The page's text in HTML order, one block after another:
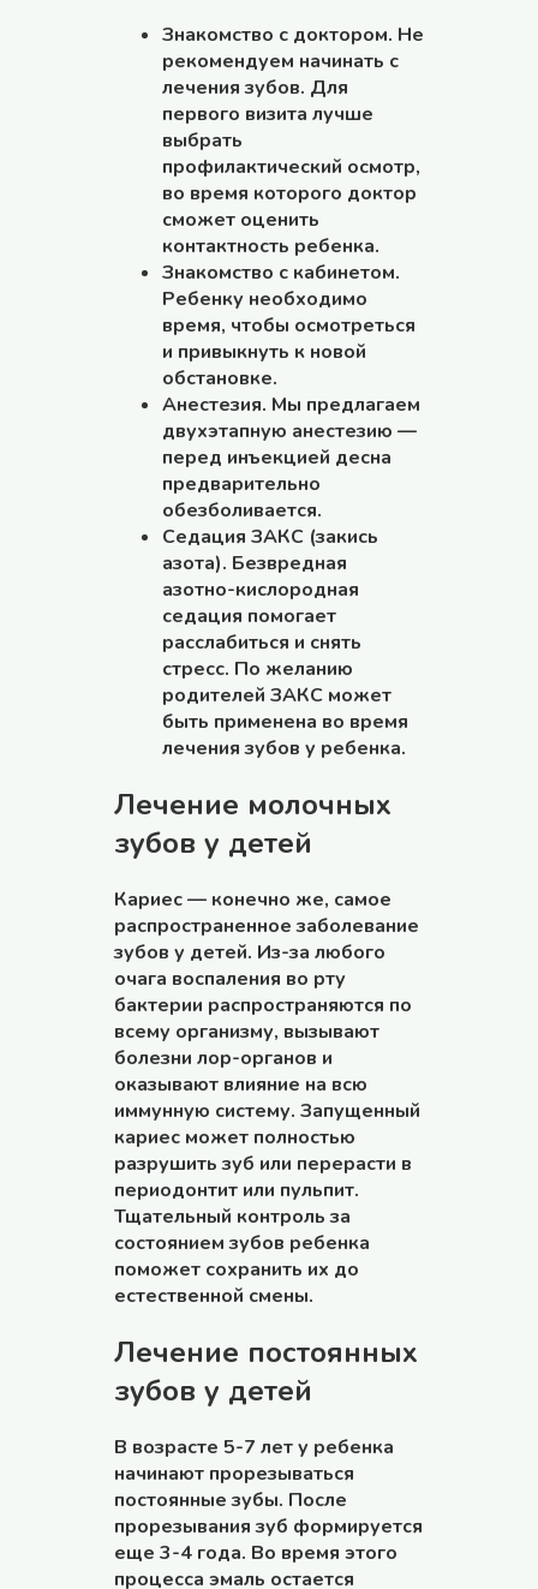
Знакомство с доктором. Не
рекомендуем начинать с
лечения зубов. Для
первого визита лучше
выбрать
профилактический осмотр,
во время которого доктор
сможет оценить
контактность ребенка.
Знакомство с кабинетом.
Ребенку необходимо
время, чтобы осмотреться
и привыкнуть к новой
обстановке.
Анестезия. Мы предлагаем
двухэтапную анестезию —
перед инъекцией десна
предварительно
обезболивается.
Седация ЗАКС (закись
азота). Безвредная
азотно-кислородная
седация помогает
расслабиться и снять
стресс. По желанию
родителей ЗАКС может
быть применена во время
лечения зубов у ребенка.
Лечение молочных
зубов у детей
Кариес — конечно же, самое
распространенное заболевание
зубов у детей. Из-за любого
очага воспаления во рту
бактерии распространяются по
всему организму, вызывают
болезни лор-органов и
оказывают влияние на всю
иммунную систему. Запущенный
кариес может полностью
разрушить зуб или перерасти в
периодонтит или пульпит.
Тщательный контроль за
состоянием зубов ребенка
поможет сохранить их до
естественной смены.
Лечение постоянных
зубов у детей
В возрасте 5-7 лет у ребенка
начинают прорезываться
постоянные зубы. После
прорезывания зуб формируется
еще 3-4 года. Во время этого
процесса эмаль остается